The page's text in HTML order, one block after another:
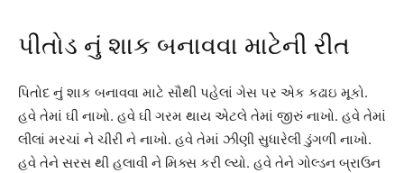
પીતોડ નું શાક બનાવવા માટેની રીત
પિતોદ નું શાક બનાવવા માટે સૌથી પહેલાં ગેસ પર એક કઢાઇ મૂકો.
હવે તેમાં ઘી નાખો. હવે ઘી ગરમ થાય એટલે તેમાં જીરું નાખો. હવે તેમાં
લીલાં મરચાં ને ચીરી ને નાખો. હવે તેમાં ઝીણી સુધારેલી ડુંગળી નાખો.
હવે તેને સરસ થી હલાવી ને મિક્સ કરી લ્યો. હવે તેને ગોલ્ડન બ્રાઉન